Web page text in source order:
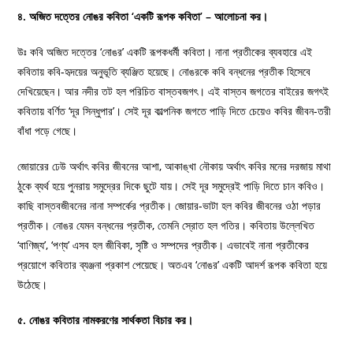
৪. অজিত দত্তের নোঙর কবিতা ‘একটি রূপক কবিতা’ – আলোচনা কর।
উঃ কবি অজিত দত্তের ‘নােঙর’ একটি রূপকধর্মী কবিতা। নানা প্রতীকের ব্যবহারে এই
কবিতায় কবি-হৃদয়ের অনুভূতি ব্যঞ্জিত হয়েছে। নােঙরকে কবি বন্ধনের প্রতীক হিসেবে
দেখিয়েছেন। আর নদীর তট হল পরিচিত বাস্তবজগৎ। এই বাস্তব জগতের বাইরের জগৎই
কবিতায় বর্ণিত ‘দূর সিন্ধুপার’। সেই দূর কাল্পনিক জগতে পাড়ি দিতে চেয়েও কবির জীবন-তরী
বাঁধা পড়ে গেছে।
জোয়ারের ঢেউ অর্থাৎ কবির জীবনের আশা, আকাঙ্খা নৌকায় অর্থাৎ কবির মনের দরজায় মাথা
ঠুকে ব্যর্থ হয়ে পুনরায় সমুদ্রের দিকে ছুটে যায়। সেই দূর সমুদ্রেই পাড়ি দিতে চান কবিও।
কাছি বাস্তবজীবনের নানা সম্পর্কের প্রতীক। জোয়ার-ভাটা হল কবির জীবনের ওঠা পড়ার
প্রতীক। নােঙর যেমন বন্ধনের প্রতীক, তেমনি স্রোত হল গতির। কবিতায় উল্লেখিত
‘বাণিজ্য’, ‘পণ্য’ এসব হল জীবিকা, সৃষ্টি ও সম্পদের প্রতীক। এভাবেই নানা প্রতীকের
প্রয়োগে কবিতার ব্যঞ্জনা প্রকাশ পেয়েছে। অতএব ‘নােঙর’ একটি আদর্শ রূপক কবিতা হয়ে
উঠেছে।
৫. নোঙর কবিতার নামকরণের সার্থকতা বিচার কর।